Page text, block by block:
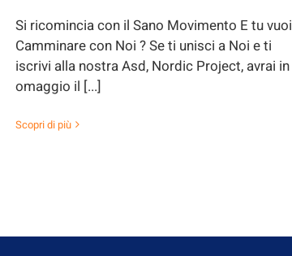
Si ricomincia con il Sano Movimento E tu vuoi
Camminare con Noi ? Se ti unisci a Noi e ti
iscrivi alla nostra Asd, Nordic Project, avrai in
omaggio il [...]
Scopri di più